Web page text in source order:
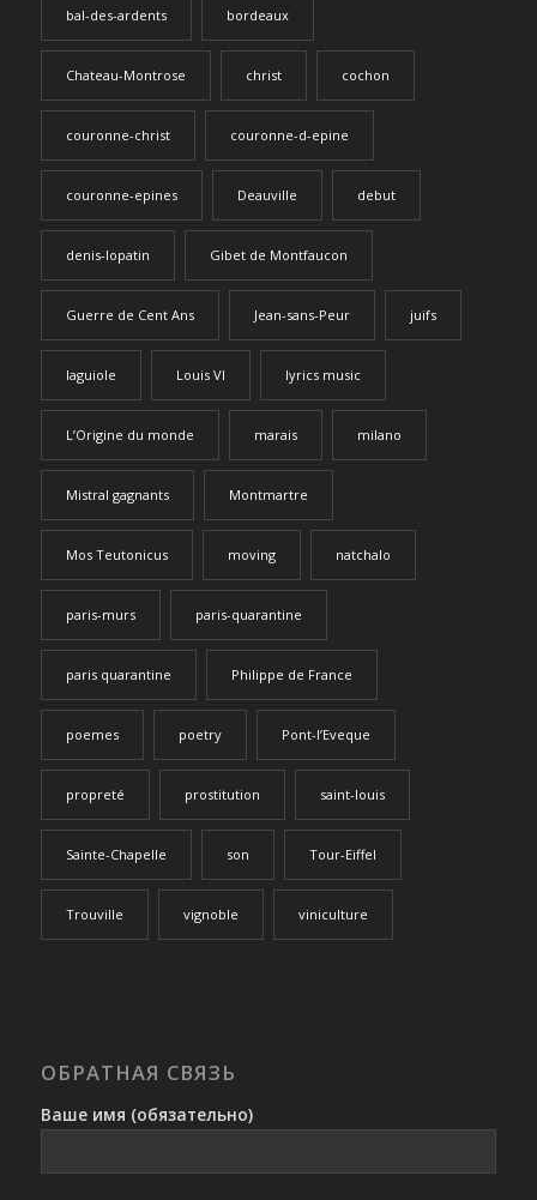
bal-des-ardents bordeaux
Chateau-Montrose christ cochon
couronne-christ couronne-d-epine
couronne-epines Deauville debut
denis-lopatin Gibet de Montfaucon
Guerre de Cent Ans Jean-sans-Peur juifs
laguiole Louis VI lyrics music
L’Origine du monde marais milano
Mistral gagnants Montmartre
Mos Teutonicus moving natchalo
paris-murs paris-quarantine
paris quarantine Philippe de France
poemes poetry Pont-l’Eveque
propreté prostitution saint-louis
Sainte-Chapelle son Tour-Eiffel
Trouville vignoble viniculture
ОБРАТНАЯ СВЯЗЬ
Ваше имя (обязательно)